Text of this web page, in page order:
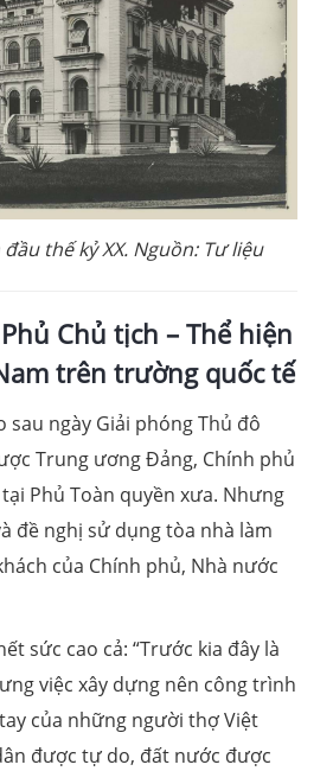
thế kỷ XX. Nguồn: Tư liệu
Chủ tịch – Thể hiện
trên trường quốc tế
sau ngày Giải phóng Thủ đô
Trung ương Đảng, Chính phủ
Phủ Toàn quyền xưa. Nhưng
đề nghị sử dụng tòa nhà làm
của Chính phủ, Nhà nước
sức cao cả: “Trước kia đây là
việc xây dựng nên công trình
của những người thợ Việt
được tự do, đất nước được